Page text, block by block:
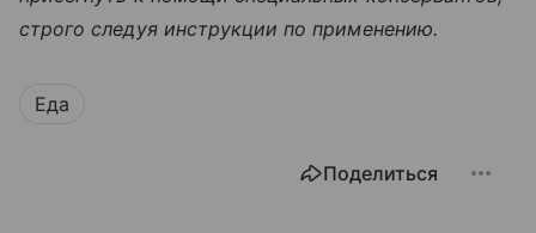
строго следуя инструкции по применению.
Еда
Поделиться